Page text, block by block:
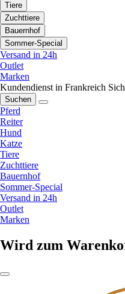
Tiere
Zuchttiere
Bauernhof
Sommer-Special
Versand in 24h
Outlet
Marken
Kundendienst in Frankreich
Suchen
Pferd
Reiter
Hund
Katze
Tiere
Zuchttiere
Bauernhof
Sommer-Special
Versand in 24h
Outlet
Marken
Wird zum